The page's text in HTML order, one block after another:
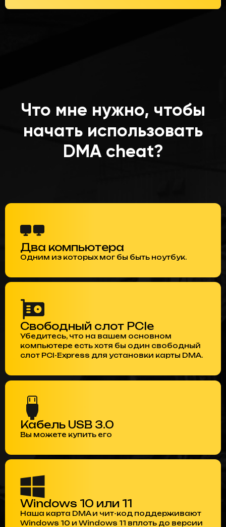
Что мне нужно, чтобы
начать использовать
DMA cheat?
Два компьютера
Одним из которых мог бы быть ноутбук.
Свободный слот PCIe
Убедитесь, что на вашем основном
компьютере есть хотя бы один свободный
слот PCI-Express для установки карты DMA.
Кабель USB 3.0
Вы можете купить его
Windows 10 или 11
Наша карта DMA и чит-код поддерживают
Windows 10 и Windows 11 вплоть до версии